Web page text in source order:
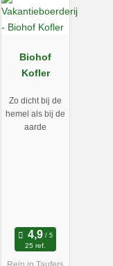
Biohof
Kofler
Zo dicht bij de
hemel als bij de
aarde
25 ref.